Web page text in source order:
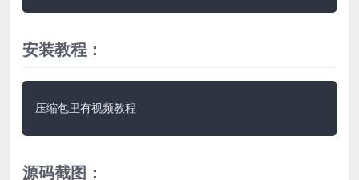
安装教程：
压缩包里有视频教程
源码截图：